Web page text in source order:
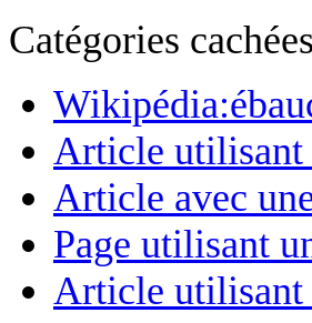
Catégories
Article utilisant
Article avec
Page utilisant
Article utilisant